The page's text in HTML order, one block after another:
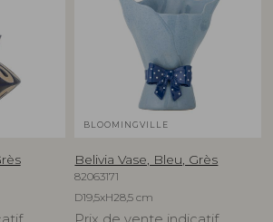
BLOOMINGVILLE
Belivia Vase, Bleu, Grès
82063171
D19,5xH28,5 cm